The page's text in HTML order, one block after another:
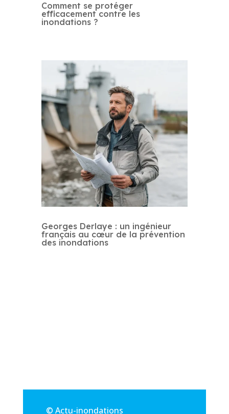
Comment se protéger
efficacement contre les
inondations ?
Georges Derlaye : un ingénieur
français au cœur de la prévention
des inondations
© Actu-inondations